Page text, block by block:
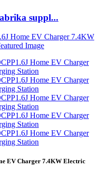
suppl...
EV Charger 7.4KW Electric